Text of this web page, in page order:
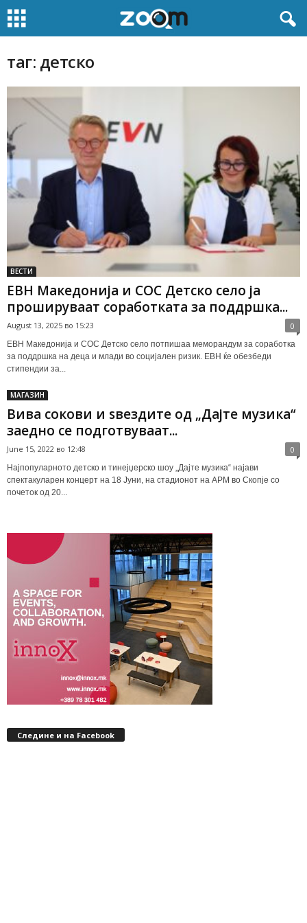
таг: детско
ВЕСТИ
ЕВН Македонија и СОС Детско село ја
прошируваат соработката за поддршка...
August 13, 2025 во 15:23 0
ЕВН Македонија и СОС Детско село потпишаа меморандум за соработка
за поддршка на деца и млади во социјален ризик. ЕВН ќе обезбеди
стипендии за...
МАГАЗИН
Вива сокови и ѕвездите од „Дајте музика“
заедно се подготвуваат...
June 15, 2022 во 12:48 0
Најпопуларното детско и тинејџерско шоу „Дајте музика“ најави
спектакуларен концерт на 18 Јуни, на стадионот на АРМ во Скопје со
почеток од 20...
Следине и на Facebook